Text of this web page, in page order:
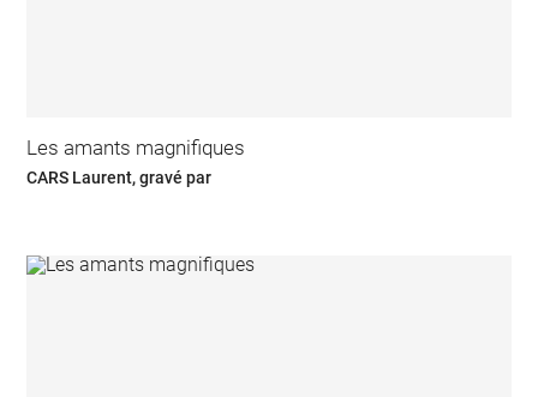
Les amants magnifiques
CARS Laurent, gravé par